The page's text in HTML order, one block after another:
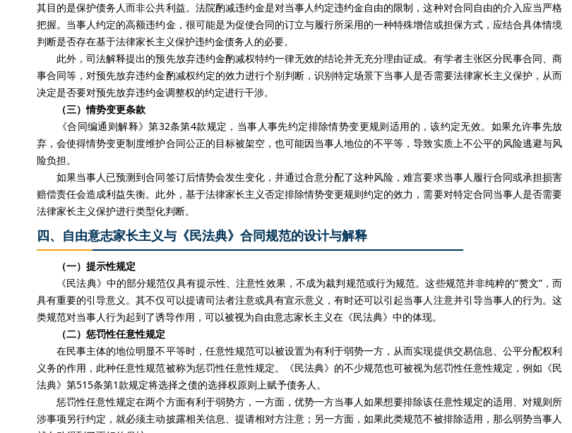
其目的是保护债务人而非公共利益。法院酌减违约金是对当事人约定违约金自由的限制，这种对合同自由的介入应当严格
把握。当事人约定的高额违约金，很可能是为促使合同的订立与履行所采用的一种特殊增信或担保方式，应结合具体情境
判断是否存在基于法律家长主义保护违约金债务人的必要。
此外，司法解释提出的预先放弃违约金酌减权特约一律无效的结论并无充分理由证成。有学者主张区分民事合同、商
事合同等，对预先放弃违约金酌减权约定的效力进行个别判断，识别特定场景下当事人是否需要法律家长主义保护，从而
决定是否要对预先放弃违约金调整权的约定进行干涉。
（三）情势变更条款
《合同编通则解释》第32条第4款规定，当事人事先约定排除情势变更规则适用的，该约定无效。如果允许事先放
弃，会使得情势变更制度维护合同公正的目标被架空，也可能因当事人地位的不平等，导致实质上不公平的风险逃避与风
险负担。
如果当事人已预测到合同签订后情势会发生变化，并通过合意分配了这种风险，难言要求当事人履行合同或承担损害
赔偿责任会造成利益失衡。此外，基于法律家长主义否定排除情势变更规则约定的效力，需要对特定合同当事人是否需要
法律家长主义保护进行类型化判断。
四、自由意志家长主义与《民法典》合同规范的设计与解释
（一）提示性规定
《民法典》中的部分规范仅具有提示性、注意性效果，不成为裁判规范或行为规范。这些规范并非纯粹的“赘文”，而
具有重要的引导意义。其不仅可以提请司法者注意或具有宣示意义，有时还可以引起当事人注意并引导当事人的行为。这
类规范对当事人行为起到了诱导作用，可以被视为自由意志家长主义在《民法典》中的体现。
（二）惩罚性任意性规定
在民事主体的地位明显不平等时，任意性规范可以被设置为有利于弱势一方，从而实现提供交易信息、公平分配权利
义务的作用，此种任意性规范被称为惩罚性任意性规定。《民法典》的不少规范也可被视为惩罚性任意性规定，例如《民
法典》第515条第1款规定将选择之债的选择权原则上赋予债务人。
惩罚性任意性规定在两个方面有利于弱势方，一方面，优势一方当事人如果想要排除该任意性规定的适用、对规则所
涉事项另行约定，就必须主动披露相关信息、提请相对方注意；另一方面，如果此类规范不被排除适用，那么弱势当事人